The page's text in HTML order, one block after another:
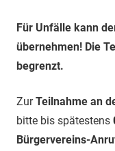
Für Unfälle kann
übernehmen! Die
begrenzt.
ZurTeilnahme an
bitte bis spätestens
Bürgervereins-